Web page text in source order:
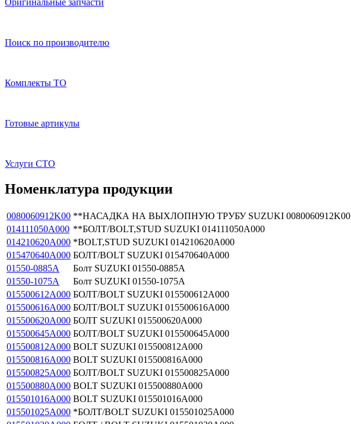
Оригинальные запчасти
Поиск по производителю
Комплекты ТО
Готовые артикулы
Услуги СТО
Номенклатура продукции
0080060912K00 **НАСАДКА НА ВЫХЛОПНУЮ ТРУБУ SUZUKI 0080060912K00
014111050A000 **БОЛТ/BOLT,STUD SUZUKI 014111050A000
014210620A000 *BOLT,STUD SUZUKI 014210620A000
015470640A000 БОЛТ/BOLT SUZUKI 015470640A000
01550-0885A
Болт SUZUKI 01550-0885A
01550-1075A
Болт SUZUKI 01550-1075A
015500612A000 БОЛТ/BOLT SUZUKI 015500612A000
015500616A000 БОЛТ/BOLT SUZUKI 015500616A000
015500620A000 БОЛТ SUZUKI 015500620A000
015500645A000 БОЛТ/BOLT SUZUKI 015500645A000
015500812A000 BOLT SUZUKI 015500812A000
015500816A000 BOLT SUZUKI 015500816A000
015500825A000 БОЛТ/BOLT SUZUKI 015500825A000
015500880A000 BOLT SUZUKI 015500880A000
015501016A000 BOLT SUZUKI 015501016A000
015501025A000 *БОЛТ/BOLT SUZUKI 015501025A000